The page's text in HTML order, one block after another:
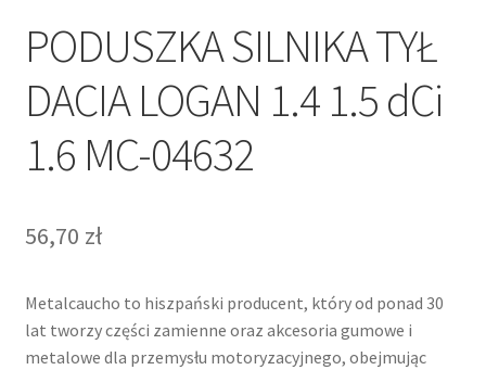
PODUSZKA SILNIKA TYŁ
DACIA LOGAN 1.4 1.5 dCi
1.6 MC-04632
56,70 zł
Metalcaucho to hiszpański producent, który od ponad 30
lat tworzy części zamienne oraz akcesoria gumowe i
metalowe dla przemysłu motoryzacyjnego, obejmując